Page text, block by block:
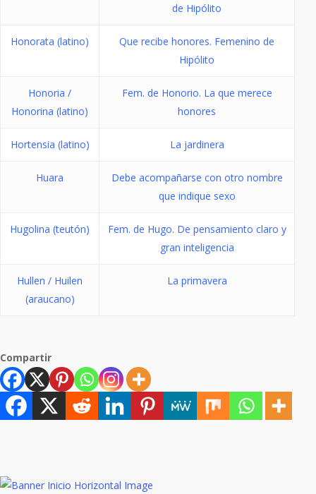
de Hipólito
Honorata (latino)
Que recibe honores. Femenino de
Hipólito
Honoria /
Honorina (latino)
Fem. de Honorio. La que merece
honores
Hortensia (latino) La jardinera
Huara
Debe acompañarse con otro nombre
que indique sexo
Hugolina (teutón)
Fem. de Hugo. De pensamiento claro y
gran inteligencia
Hullen / Huilen
(araucano)
La primavera
Compartir